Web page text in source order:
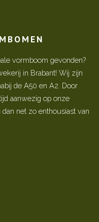
vormboom gevonden?
in Brabant! Wij zijn
de A50 en A2. Door
aanwezig op onze
net zo enthousiast van